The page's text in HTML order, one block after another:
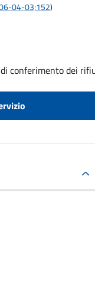
04-03;152)
conferimento dei